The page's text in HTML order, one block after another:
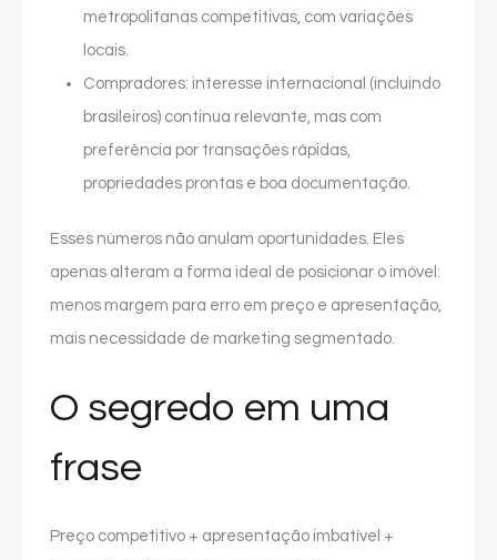
metropolitanas competitivas, com variações
locais.
Compradores: interesse internacional (incluindo
brasileiros) continua relevante, mas com
preferência por transações rápidas,
propriedades prontas e boa documentação.
Esses números não anulam oportunidades. Eles
apenas alteram a forma ideal de posicionar o imóvel:
menos margem para erro em preço e apresentação,
mais necessidade de marketing segmentado.
O segredo em uma
frase
Preço competitivo + apresentação imbatível +